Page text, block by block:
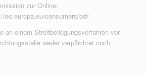
zur Online-
ec.europa.eu/consumers/odr
an einem Streitbeilegungsverfahren vor
weder verpflichtet noch